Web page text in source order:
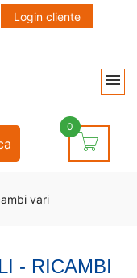
Login cliente
0
vari
- RICAMBI